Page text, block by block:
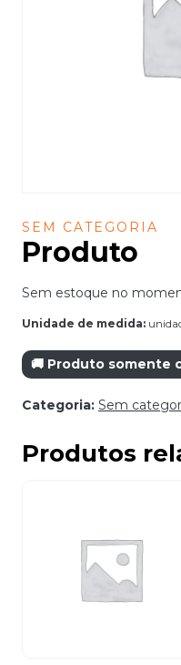
SEM CATEGORIA
Produto
Sem estoque no
Unidade de medida:
🚚 Produto somente
Categoria: Sem
Produtos